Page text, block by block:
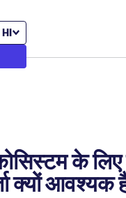
HI
के लिए
क्यों आवश्यक